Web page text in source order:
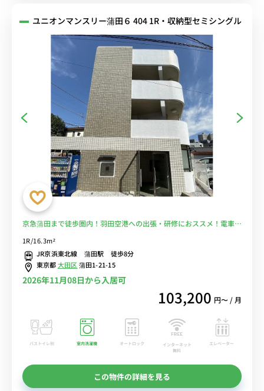
ユニオンマンスリー蒲田６ 404 1R・収納型セミシングル
京急蒲田まで徒歩圏内！羽田空港への出張・研修におススメ！電車移
1R/16.3m²
JR京浜東北線 蒲田駅 徒歩8分
東京都大田区蒲田1-21-15
2026年11月08日から入居可
103,200 円〜 / 月
バストイレ別 室内洗濯機 オートロック
インターネット
無料
エレベーター
この物件の詳細を見る